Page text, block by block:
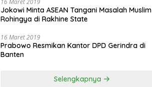
Jokowi Minta ASEAN Tangani Masalah Muslim
Rohingya di Rakhine State
16 Maret 2019
Prabowo Resmikan Kantor DPD Gerindra di
Banten
Selengkapnya